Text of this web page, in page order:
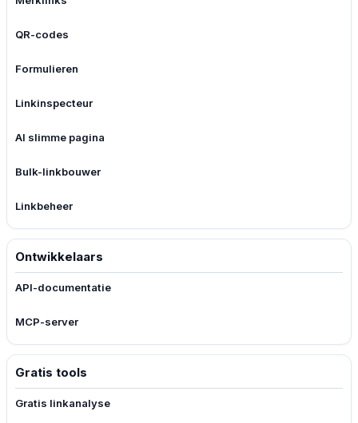
QR-codes
Formulieren
Linkinspecteur
AI slimme pagina
Bulk-linkbouwer
Linkbeheer
Ontwikkelaars
API-documentatie
MCP-server
Gratis tools
Gratis linkanalyse